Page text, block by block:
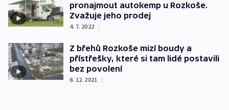
pronajmout autokemp u Rozkoše.
Zvažuje jeho prodej
4. 7. 2022 |
Z břehů Rozkoše mizí boudy a
přístřešky, které si tam lidé postavili
bez povolení
8. 12. 2021 |